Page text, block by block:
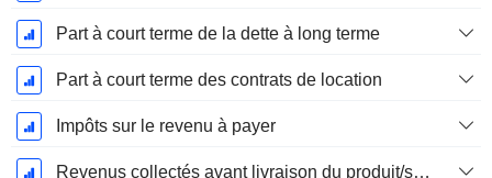
Part à court terme de la dette à long terme
Part à court terme des contrats de location
Impôts sur le revenu à payer
Revenus collectés avant livraison du produit/service